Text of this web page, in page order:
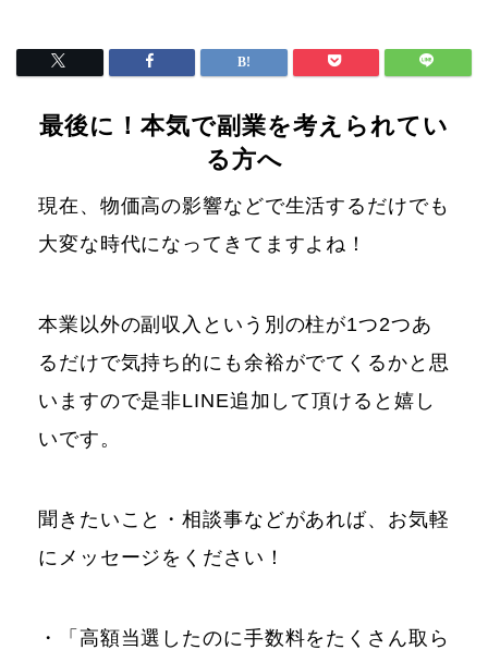
最後に！本気で副業を考えられてい
る方へ
現在、物価高の影響などで生活するだけでも
大変な時代になってきてますよね！
本業以外の副収入という別の柱が1つ2つあ
るだけで気持ち的にも余裕がでてくるかと思
いますので是非LINE追加して頂けると嬉し
いです。
聞きたいこと・相談事などがあれば、お気軽
にメッセージをください！
・「高額当選したのに手数料をたくさん取ら